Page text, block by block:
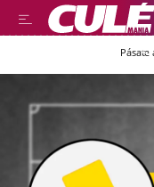
Pásate